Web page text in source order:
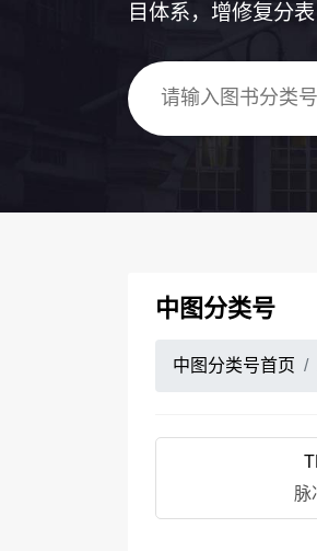
目体系，增修复分
中图分类号
中图分类号首页
脉